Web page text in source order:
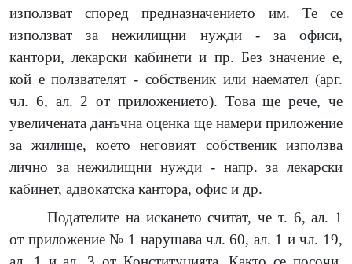
използват според предназначението им. Те се
използват за нежилищни нужди - за офиси,
кантори, лекарски кабинети и пр. Без значение е,
кой е ползвателят - собственик или наемател (арг.
чл. 6, ал. 2 от приложението). Това ще рече, че
увеличената данъчна оценка ще намери приложение
за жилище, което неговият собственик използва
лично за нежилищни нужди - напр. за лекарски
кабинет, адвокатска кантора, офис и др.
Подателите на искането считат, че т. 6, ал. 1
от приложение № 1 нарушава чл. 60, ал. 1 и чл. 19,